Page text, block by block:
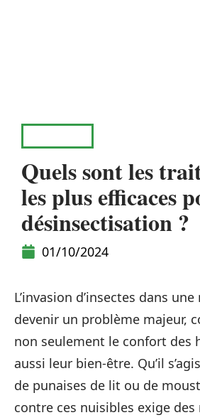
Quels sont les
les plus efficaces
désinsectisation ?
01/10/2024
L’invasion d’insectes dans
devenir un problème majeur,
non seulement le confort des
aussi leur bien-être. Qu’il
de punaises de lit ou de
contre ces nuisibles exige des